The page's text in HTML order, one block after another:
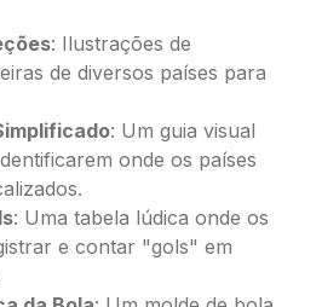
: Ilustrações de
de diversos países para
: Um guia visual
onde os países
: Uma tabela lúdica onde os
e contar "gols" em